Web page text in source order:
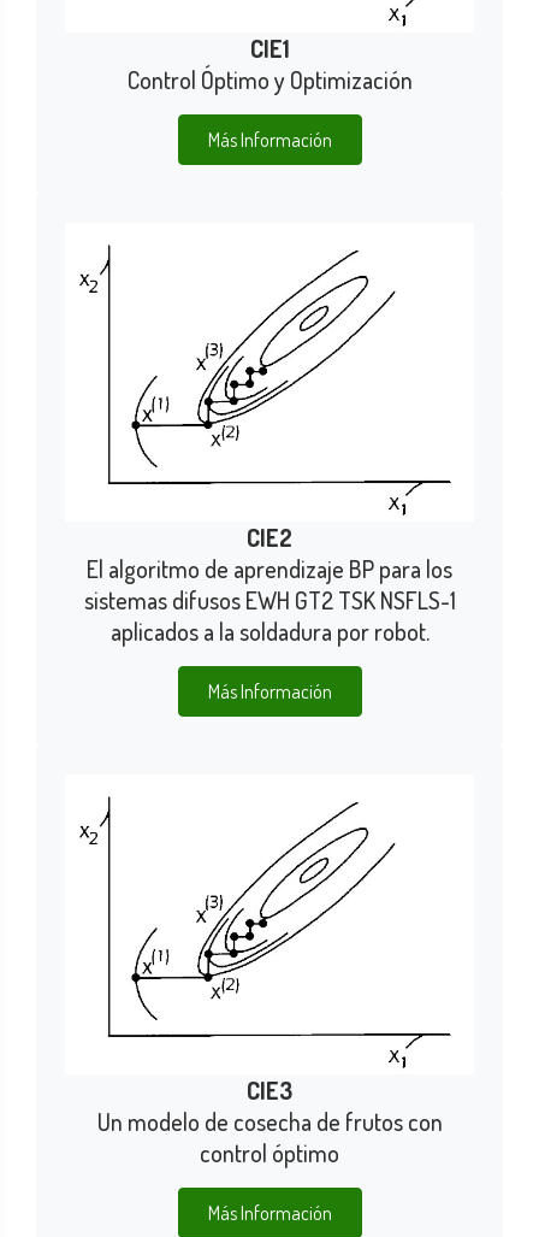
CIE1
Control Óptimo y Optimización
Más Información
CIE2
El algoritmo de aprendizaje BP para los
sistemas difusos EWH GT2 TSK NSFLS-1
aplicados a la soldadura por robot.
Más Información
CIE3
Un modelo de cosecha de frutos con
control óptimo
Más Información